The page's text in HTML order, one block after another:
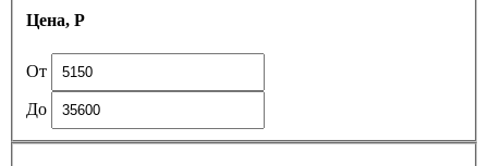
Цена, Р
От
До